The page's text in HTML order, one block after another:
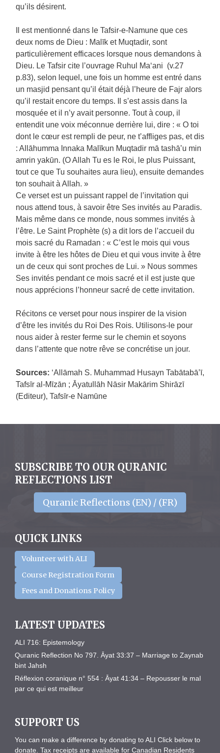
qu’ils désirent.
Il est mentionné dans le Tafsir-e-Namune que ces
deux noms de Dieu : Malīk et Muqtadir, sont
particulièrement efficaces lorsque nous demandons à
Dieu. Le Tafsir cite l’ouvrage Ruhul Ma‘ani (v.27
p.83), selon lequel, une fois un homme est entré dans
un masjid pensant qu’il était déjà l’heure de Fajr alors
qu’il restait encore du temps. Il s’est assis dans la
mosquée et il n’y avait personne. Tout à coup, il
entendit une voix méconnue derrière lui, dire : « O toi
dont le cœur est rempli de peur, ne t’affliges pas, et dis
: Allāhumma Innaka Malīkun Muqtadir mā tashā’u min
amrin yakūn. (O Allah Tu es le Roi, le plus Puissant,
tout ce que Tu souhaites aura lieu), ensuite demandes
ton souhait à Allah. »
Ce verset est un puissant rappel de l’invitation qui
nous attend tous, à savoir être Ses invités au Paradis.
Mais même dans ce monde, nous sommes invités à
l’être. Le Saint Prophète (s) a dit lors de l’accueil du
mois sacré du Ramadan : « C’est le mois qui vous
invite à être les hôtes de Dieu et qui vous invite à être
un de ceux qui sont proches de Lui. » Nous sommes
Ses invités pendant ce mois sacré et il est juste que
nous apprécions l’honneur sacré de cette invitation.
Récitons ce verset pour nous inspirer de la vision
d’être les invités du Roi Des Rois. Utilisons-le pour
nous aider à rester ferme sur le chemin et soyons
dans l’attente que notre rêve se concrétise un jour.
Sources: ‘Allāmah S. Muhammad Husayn Tabātabā’ī,
Tafsīr al-Mīzān ; Āyatullāh Nāsir Makārim Shirāzī
(Editeur), Tafsīr-e Namūne
SUBSCRIBE TO OUR QURANIC
REFLECTIONS LIST
Quranic Reflections (EN) / (FR)
QUICK LINKS
Volunteer with ALI
Course Registration Form
Fees and Donations Policy
LATEST UPDATES
ALI 716: Epistemology
Quranic Reflection No 797. Āyat 33:37 – Marriage to Zaynab
bint Jahsh
Réflexion coranique n° 554 : Āyat 41:34 – Repousser le mal
par ce qui est meilleur
SUPPORT US
You can make a difference by donating to ALI Click below to
donate. Tax receipts are available for Canadian Residents